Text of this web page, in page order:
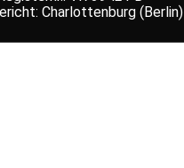
Charlottenburg (Berlin)